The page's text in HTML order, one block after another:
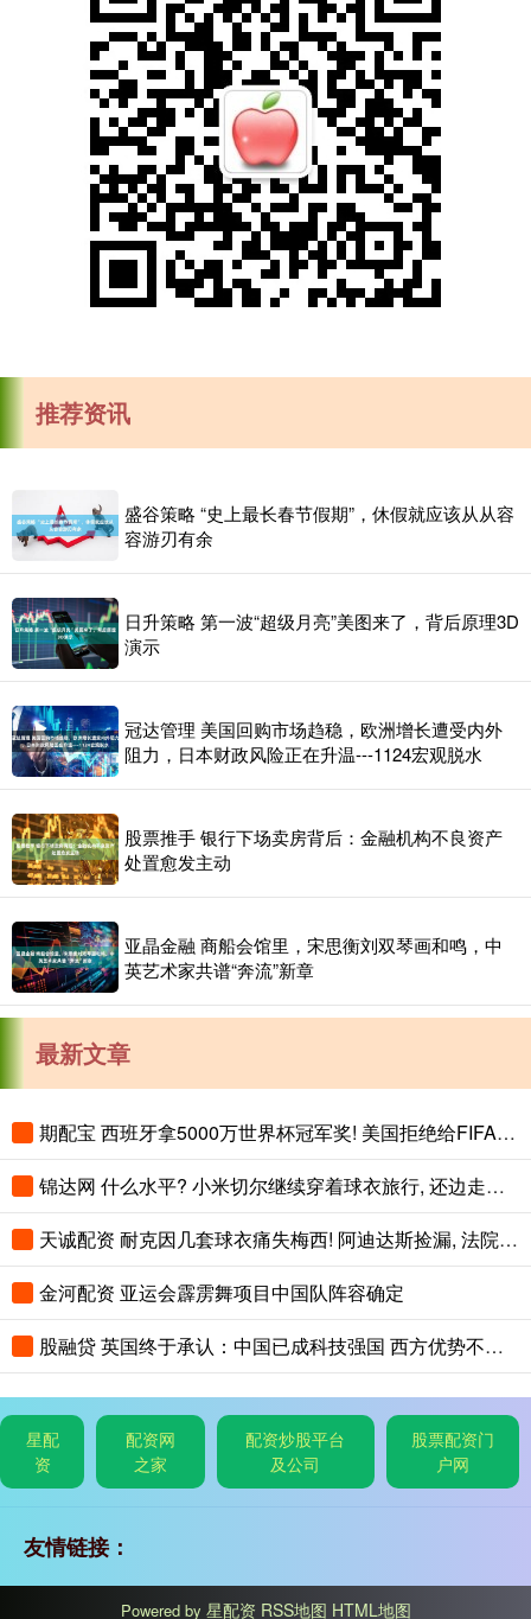
推荐资讯
盛谷策略 “史上最长春节假期”，休假就应该从从容
容游刃有余
日升策略 第一波“超级月亮”美图来了，背后原理3D
演示
冠达管理 美国回购市场趋稳，欧洲增长遭受内外
阻力，日本财政风险正在升温---1124宏观脱水
股票推手 银行下场卖房背后：金融机构不良资产
处置愈发主动
亚晶金融 商船会馆里，宋思衡刘双琴画和鸣，中
英艺术家共谱“奔流”新章
最新文章
期配宝 西班牙拿5000万世界杯冠军奖! 美国拒绝给FIFA免税, 最高征税41%
锦达网 什么水平? 小米切尔继续穿着球衣旅行, 还边走路边练习运球
天诚配资 耐克因几套球衣痛失梅西! 阿迪达斯捡漏, 法院判耐克败诉
金河配资 亚运会霹雳舞项目中国队阵容确定
股融贷 英国终于承认：中国已成科技强国 西方优势不多了
星配
资
配资网
之家
配资炒股平台
及公司
股票配资门
户网
友情链接：
Powered by 星配资 RSS地图 HTML地图